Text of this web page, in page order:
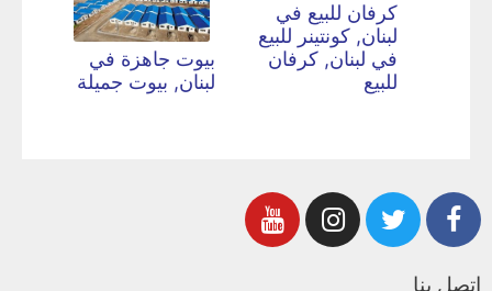
كرفان للبيع في
لبنان, كونتينر للبيع
في لبنان, كرفان
للبيع
بيوت جاهزة في
لبنان, بيوت جميلة
اتصل بنا